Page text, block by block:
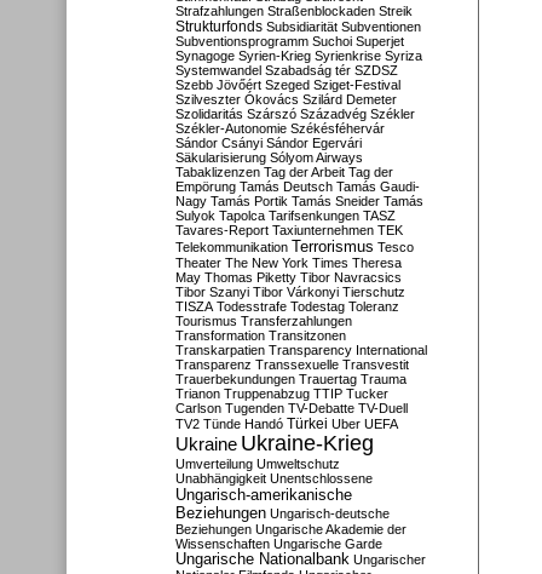
Strafzahlungen Straßenblockaden Streik
Strukturfonds Subsidiarität Subventionen
Subventionsprogramm Suchoi Superjet
Synagoge Syrien-Krieg Syrienkrise Syriza
Systemwandel Szabadság tér SZDSZ
Szebb Jövőért Szeged Sziget-Festival
Szilveszter Ókovács Szilárd Demeter
Szolidaritás Szárszó Századvég Székler
Székler-Autonomie Székésféhervár
Sándor Csányi Sándor Egervári
Säkularisierung Sólyom Airways
Tabaklizenzen Tag der Arbeit Tag der
Empörung Tamás Deutsch Tamás Gaudi-
Nagy Tamás Portik Tamás Sneider Tamás
Sulyok Tapolca Tarifsenkungen TASZ
Tavares-Report Taxiunternehmen TEK
Telekommunikation Terrorismus Tesco
Theater The New York Times Theresa
May Thomas Piketty Tibor Navracsics
Tibor Szanyi Tibor Várkonyi Tierschutz
TISZA Todesstrafe Todestag Toleranz
Tourismus Transferzahlungen
Transformation Transitzonen
Transkarpatien Transparency International
Transparenz Transsexuelle Transvestit
Trauerbekundungen Trauertag Trauma
Trianon Truppenabzug TTIP Tucker
Carlson Tugenden TV-Debatte TV-Duell
TV2 Tünde Handó Türkei Uber UEFA
Ukraine Ukraine-Krieg
Umverteilung Umweltschutz
Unabhängigkeit Unentschlossene
Ungarisch-amerikanische
Beziehungen Ungarisch-deutsche
Beziehungen Ungarische Akademie der
Wissenschaften Ungarische Garde
Ungarische Nationalbank Ungarischer